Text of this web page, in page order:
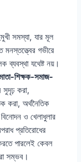
সমস্যা, যার মূল
মনস্তত্ত্বের গভীরে
ব্যবস্থা যথেষ্ট নয়।
শিক্ষক-সমাজ-
সুদৃঢ় করা,
করা, অর্থনৈতিক
ও খেলাধুলার
প্রতিরোধের
পারলেই কেবল
সম্ভব।